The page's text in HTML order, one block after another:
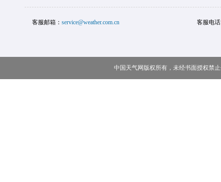
客服邮箱： service@weather.com.cn 客服电
中国天气网版权所有，未经书面授权